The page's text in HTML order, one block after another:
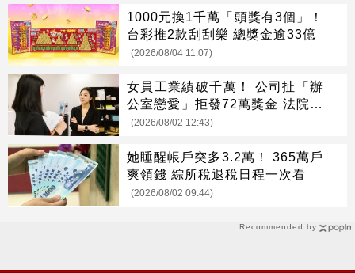
Recommended by
1000元換1千萬「頭獎有3個」！
台彩推2款刮刮樂 總獎金逾33億
(2026/08/04 11:07)
女員工業績破千萬！ 公司扯「辦
公室戀愛」拒發72萬獎金 法院判
她贏了
(2026/08/02 12:43)
她睡醒帳戶突多3.2萬！ 365萬戶
爽領錢 綜所稅退稅日程一次看
(2026/08/02 09:44)